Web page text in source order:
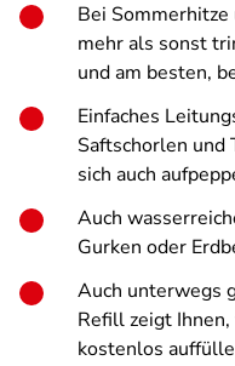
Bei
mehr als sonst
und am besten,
Einfaches
Saftschorlen und
sich auch
Auch
Gurken oder
Auch unterwegs
Refill zeigt
kostenlos